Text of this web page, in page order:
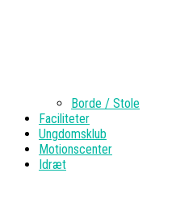
Borde / Stole
Faciliteter
Ungdomsklub
Motionscenter
Idræt